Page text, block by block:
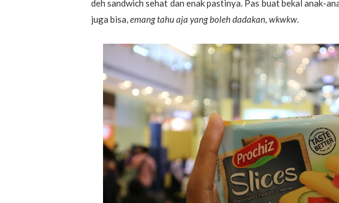
deh sandwich sehat dan enak pastinya. Pas buat bekal anak-
juga bisa,emang tahu aja yang boleh dadakan, wkwkw.